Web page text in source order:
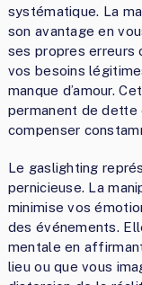
systématique. La
son avantage en
ses propres erreurs
vos besoins
manque d’amour.
permanent de dette
compenser
Le gaslighting
pernicieuse. La
minimise vos
des événements.
mentale en
lieu ou que vous